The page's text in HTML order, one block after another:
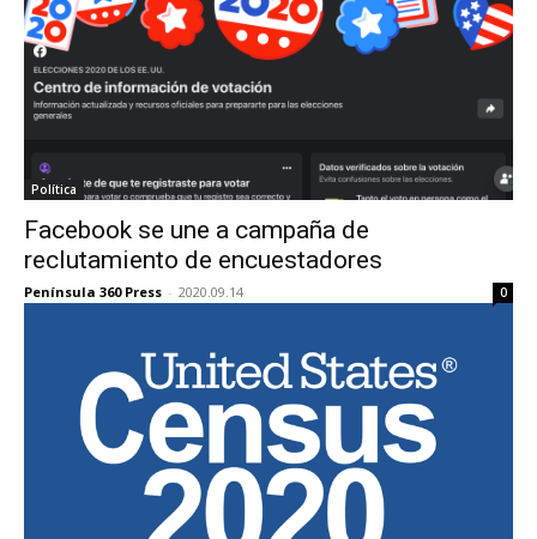
Política
Facebook se une a campaña de
reclutamiento de encuestadores
Península 360 Press - 2020.09.14 0